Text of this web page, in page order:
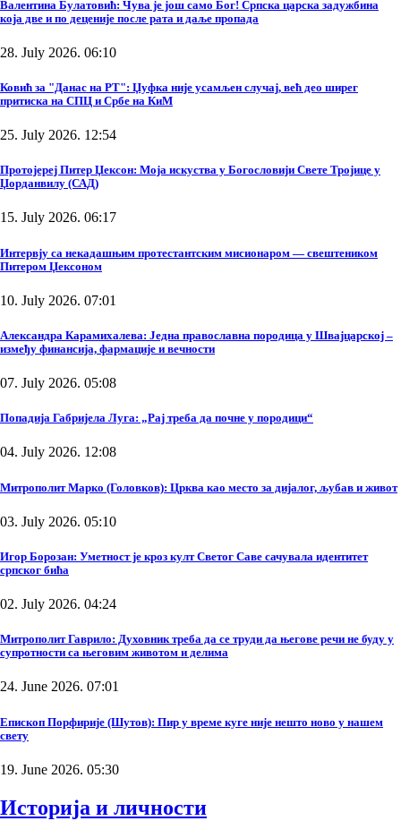
Валентина Булатовић: Чува је још само Бог! Српска царска задужбина
која две и по деценије после рата и даље пропада
28. July 2026. 06:10
Ковић за "Данас на РТ": Џуфка није усамљен случај, већ део ширег
притиска на СПЦ и Србе на КиМ
25. July 2026. 12:54
Протојереј Питер Џексон: Моја искуства у Богословији Свете Тројице у
Џорданвилу (САД)
15. July 2026. 06:17
Интервју са некадашњим протестантским мисионаром — свештеником
Питером Џексоном
10. July 2026. 07:01
Александра Карамихалева: Једна православна породица у Швајцарској –
између финансија, фармације и вечности
07. July 2026. 05:08
Попадија Габријела Луга: „Рај треба да почне у породици“
04. July 2026. 12:08
Митрополит Марко (Головков): Црква као место за дијалог, љубав и живот
03. July 2026. 05:10
Игор Борозан: Уметност је кроз култ Светог Саве сачувала идентитет
српског бића
02. July 2026. 04:24
Митрополит Гаврило: Духовник треба да се труди да његове речи не буду у
супротности са његовим животом и делима
24. June 2026. 07:01
Епископ Порфирије (Шутов): Пир у време куге није нешто ново у нашем
свету
19. June 2026. 05:30
Историја и личности